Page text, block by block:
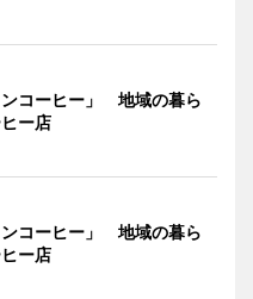
ンコーヒー」 地域の暮ら
ー店
ンコーヒー」 地域の暮ら
ー店